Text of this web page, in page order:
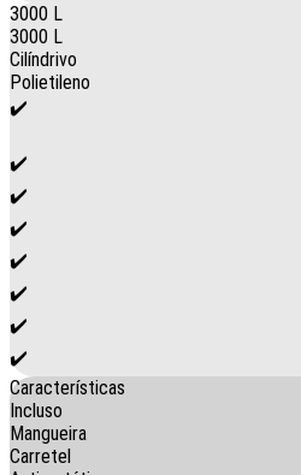
3000 L
3000 L
Cilíndrivo
Polietileno
✔️
✔️
✔️
✔️
✔️
✔️
✔️
✔️
Características
Incluso
Mangueira
Carretel